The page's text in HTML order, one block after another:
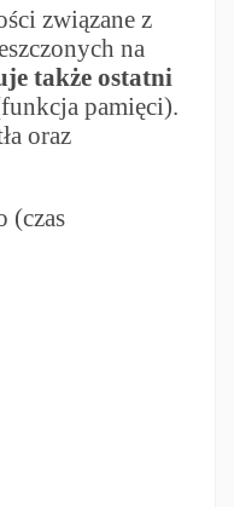
związane z
na
także ostatni
pamięci).
oraz
(czas